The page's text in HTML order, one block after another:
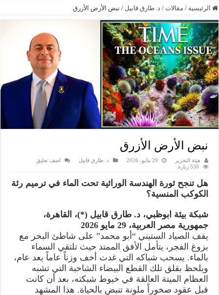
الرئيسية / مقالات / د. طارق قابيل / نبض الأرض الأزرق
نبض الأرض الأزرق
هيئة التحرير 29 مايو، 2026 د. طارق قابيل
اضف تعليق
530 زيارة
هل تنجح ثورة الهندسة الوراثية تحت الماء في ترميم رئة
الكوكب المنسية؟
شبكة بيئة ابوظبي، د. طارق قابيل (*)، القاهرة،
جمهورية مصر العربية، 29 مايو 2026
يقف الصياد الستيني “أبو محمد” على شاطئ البحر مع
بزوغ الفجر، يتأمل الأفق الممتد حيث تلتقي السماء
بالماء. يسحب شباكه التي غدت أخف وزناً عاماً بعد عام،
ويلحظ بقلق تلك القطع البيضاء الشاحبة التي تشبه
العظام الميتة العالقة في خيوط شبكته، بعد أن كانت
قبل عقود صخوراً ملونة تنبض بالحياة. هذا المشهد